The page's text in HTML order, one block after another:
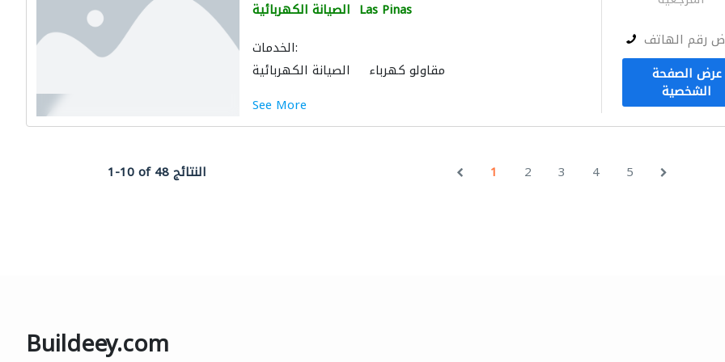
الصيانة الكهربائية Las Pinas
الخدمات:
الصيانة الكهربائية
مقاولو كهرباء
See More
رقم الهاتف
عرض الصفحة
الشخصية
1-10 of 48 النتائج 1 2 3 4 5
Buildeey.com